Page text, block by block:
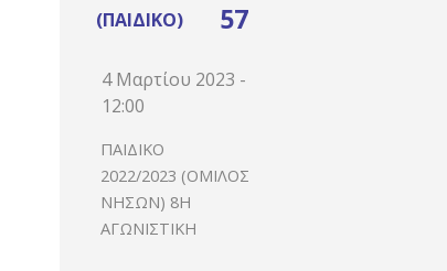
(ΠΑΙΔΙΚΌ)
57
4 Μαρτίου 2023 -
12:00
ΠΑΙΔΙΚΌ
2022/2023 (ΌΜΙΛΟΣ
ΝΉΣΩΝ) 8Η
ΑΓΩΝΙΣΤΙΚΉ